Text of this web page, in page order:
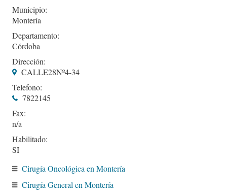
Municipio:
Montería
Departamento:
Córdoba
Dirección:
CALLE28Nº4-34
Telefono:
7822145
Fax:
Habilitado:
SI
Cirugía Oncológica en Montería
Cirugía General en Montería